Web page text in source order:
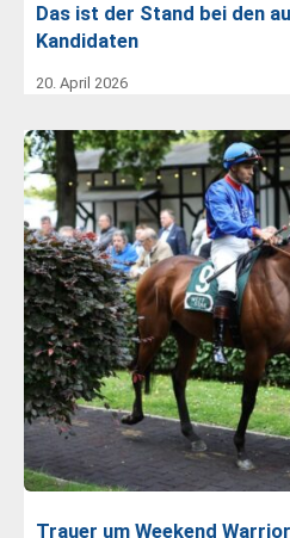
Das ist der Stand bei den
Kandidaten
20. April 2026
Trauer um Weekend